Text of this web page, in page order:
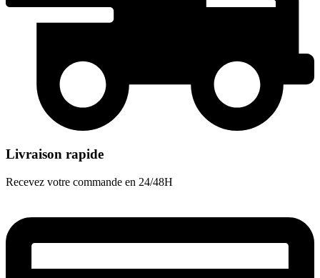
Livraison rapide
Recevez votre commande en 24/48H